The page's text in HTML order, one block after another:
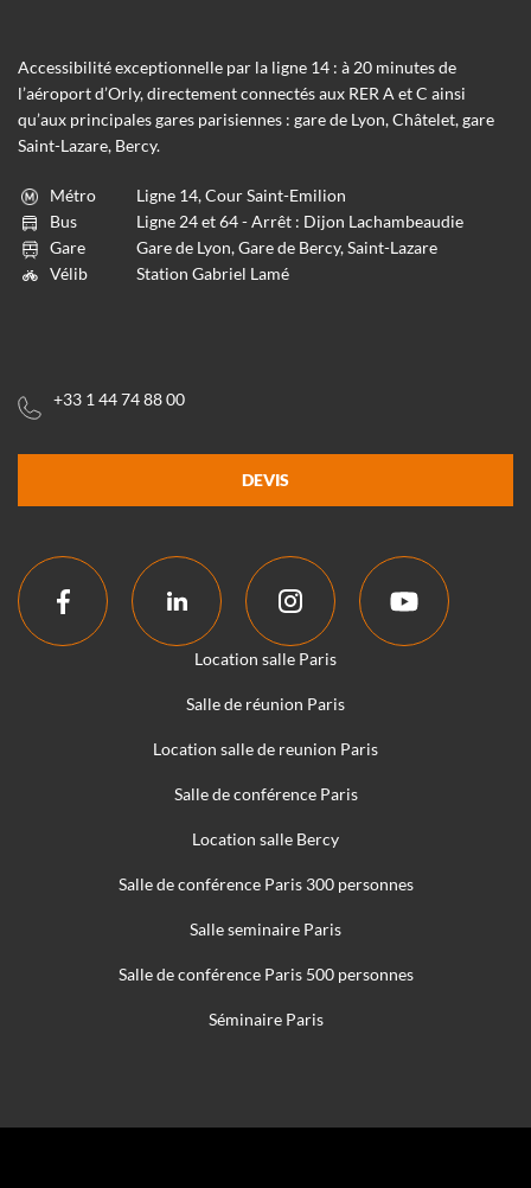
Accessibilité exceptionnelle par la ligne 14 : à 20 minutes de
l’aéroport d’Orly, directement connectés aux RER A et C ainsi
qu’aux principales gares parisiennes : gare de Lyon, Châtelet, gare
Saint-Lazare, Bercy.
Métro
Ligne 14, Cour Saint-Emilion
Bus
Ligne 24 et 64 - Arrêt : Dijon Lachambeaudie
Gare
Gare de Lyon, Gare de Bercy, Saint-Lazare
Vélib
Station Gabriel Lamé
+33 1 44 74 88 00
DEVIS
Location salle Paris
Salle de réunion Paris
Location salle de reunion Paris
Salle de conférence Paris
Location salle Bercy
Salle de conférence Paris 300 personnes
Salle seminaire Paris
Salle de conférence Paris 500 personnes
Séminaire Paris